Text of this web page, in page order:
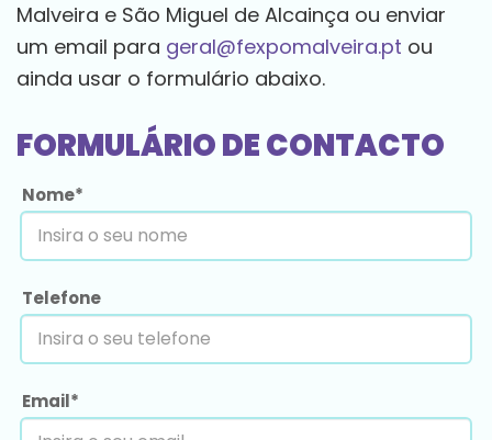
Malveira e São Miguel de Alcainça ou enviar
um email para geral@fexpomalveira.pt ou
ainda usar o formulário abaixo.
FORMULÁRIO DE CONTACTO
Nome*
Telefone
Email*